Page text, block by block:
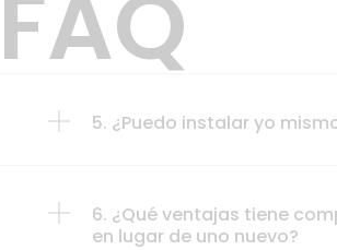
FAQ
5. ¿Puedo instalar yo
6. ¿Qué ventajas tiene
en lugar de uno nuevo?